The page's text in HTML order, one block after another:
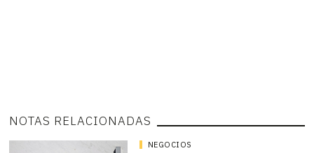
NOTAS RELACIONADAS
NEGOCIOS